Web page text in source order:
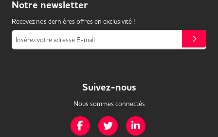
Notre newsletter
Recevez nos dernières offres en exclusivité !
Insérez votre adresse E-mail
Suivez-nous
Nous sommes connectés
Page Facebook de Mission Handicap
Page Twitter de Mission Handicap